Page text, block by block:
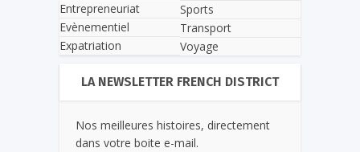
Entrepreneuriat
Evènementiel
Expatriation
Sports
Transport
Voyage
LA NEWSLETTER FRENCH DISTRICT
Nos meilleures histoires, directement
dans votre boite e-mail.